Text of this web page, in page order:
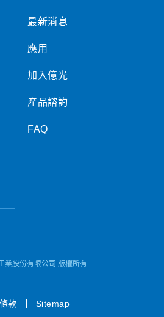
最新消息
應用
加入億光
產品諮詢
FAQ
業股份有限公司 版權所有
款 Sitemap